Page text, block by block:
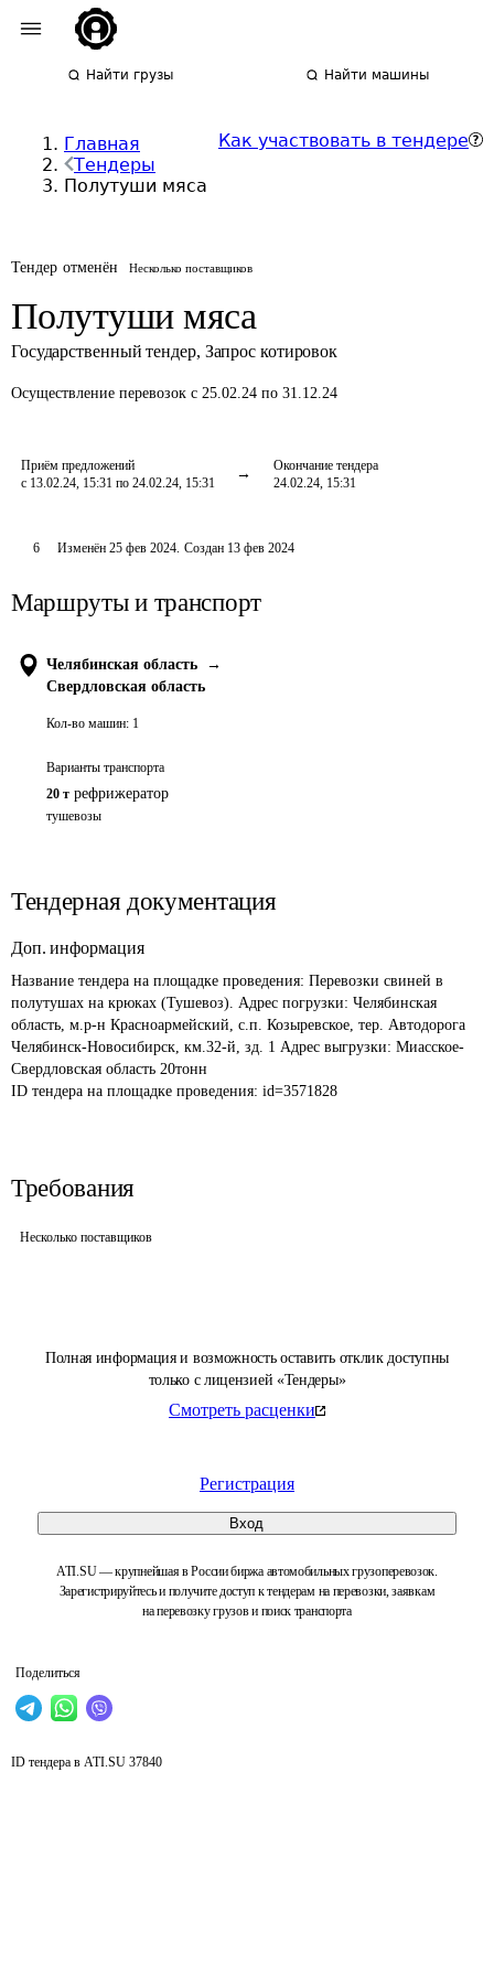
Найти грузы Найти машины
Главная
Тендеры
Полутуши мяса
Как участвовать в тендере
Тендер отменён Несколько поставщиков
Полутуши мяса
Государственный тендер, Запрос котировок
Осуществление перевозок с 25.02.24 по 31.12.24
Приём предложений
с 13.02.24, 15:31 по 24.02.24, 15:31
Окончание тендера
24.02.24, 15:31
Полная информация и возможность оставить отклик доступны
только с лицензией «Тендеры»
Смотреть расценки
Регистрация
Вход
ATI.SU — крупнейшая в России биржа автомобильных грузоперевозок.
Зарегистрируйтесь и получите доступ к тендерам на перевозки, заявкам
на перевозку грузов и поиск транспорта
Поделиться
6 Изменён 25 фев 2024. Создан 13 фев 2024
Маршруты и транспорт
Челябинская область
→
Свердловская область
Кол-во машин: 1
Варианты транспорта
20 т рефрижератор
тушевозы
Тендерная документация
Доп. информация
Название тендера на площадке проведения: Перевозки свиней в
полутушах на крюках (Тушевоз). Адрес погрузки: Челябинская
область, м.р-н Красноармейский, с.п. Козыревское, тер. Автодорога
Челябинск-Новосибирск, км.32-й, зд. 1 Адрес выгрузки: Миасское-
Свердловская область 20тонн
ID тендера на площадке проведения: id=3571828
Требования
Несколько поставщиков
ID тендера в ATI.SU 37840